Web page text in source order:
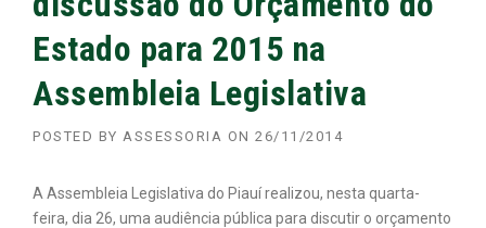
Estado para 2015 na
Assembleia Legislativa
POSTED BY ASSESSORIA ON 26/11/2014
A Assembleia Legislativa do Piauí realizou, nesta quarta-
feira, dia 26, uma audiência pública para discutir o orçamento